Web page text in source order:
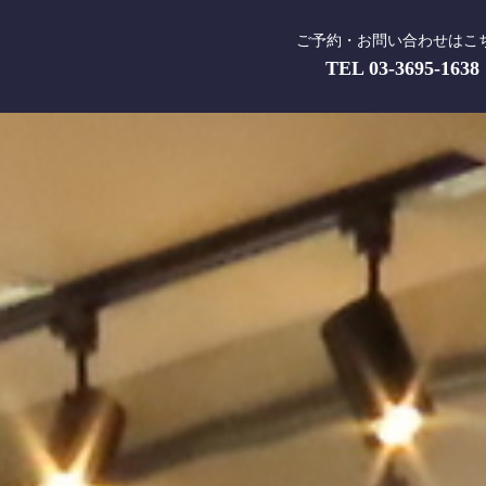
ご予約・お問い合わせはこ
TEL03-3695-1638